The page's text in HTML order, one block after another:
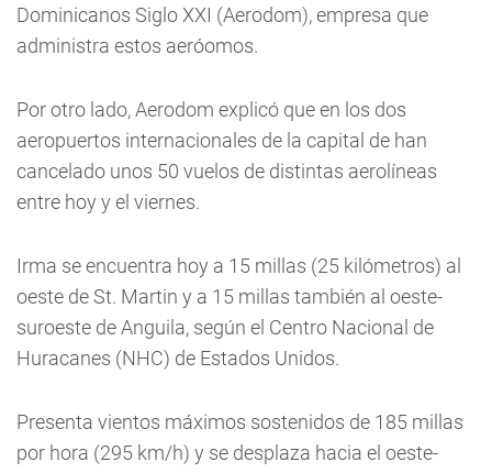
Dominicanos Siglo XXI (Aerodom), empresa que
administra estos aeróomos.
Por otro lado, Aerodom explicó que en los dos
aeropuertos internacionales de la capital de han
cancelado unos 50 vuelos de distintas aerolíneas
entre hoy y el viernes.
Irma se encuentra hoy a 15 millas (25 kilómetros) al
oeste de St. Martin y a 15 millas también al oeste-
suroeste de Anguila, según el Centro Nacional de
Huracanes (NHC) de Estados Unidos.
Presenta vientos máximos sostenidos de 185 millas
por hora (295 km/h) y se desplaza hacia el oeste-